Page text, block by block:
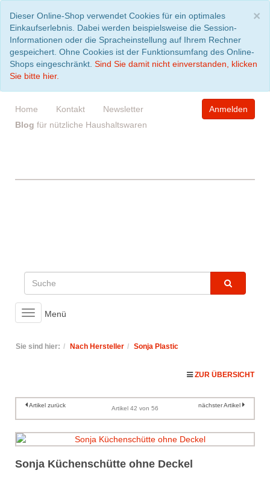
×
Dieser Online-Shop verwendet Cookies für ein optimales
Einkaufserlebnis. Dabei werden beispielsweise die Session-
Informationen oder die Spracheinstellung auf Ihrem Rechner
gespeichert. Ohne Cookies ist der Funktionsumfang des Online-
Shops eingeschränkt. Sind Sie damit nicht einverstanden, klicken
Sie bitte hier.
Home Kontakt
Newsletter
Blog für nützliche Haushaltswaren
Anmelden
Toggle
navigation
Menü
Sie sind hier: Nach Hersteller Sonja Plastic
ZUR ÜBERSICHT
Artikel zurück Artikel 42 von 56 nächster Artikel
Sonja Küchenschütte ohne Deckel